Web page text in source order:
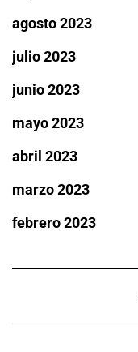
agosto 2023
julio 2023
junio 2023
mayo 2023
abril 2023
marzo 2023
febrero 2023